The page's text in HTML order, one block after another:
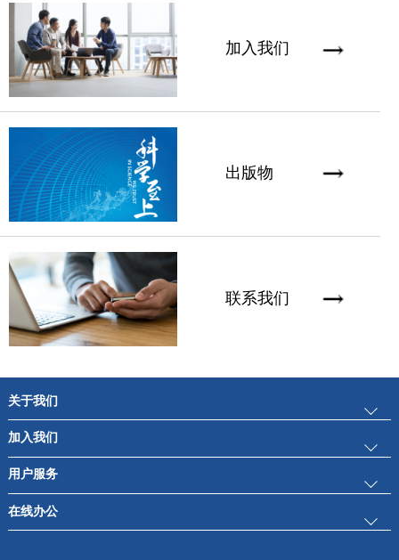
加入我们
出版物
联系我们
关于我们
公司简介
新闻中心
加入我们
人才理念
工作机会
用户服务
产品检索
在线办公